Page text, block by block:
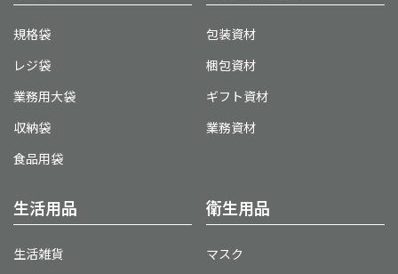
規格袋
レジ袋
業務用大袋
収納袋
食品用袋
包装資材
梱包資材
ギフト資材
業務資材
生活用品
生活雑貨
衛生用品
マスク